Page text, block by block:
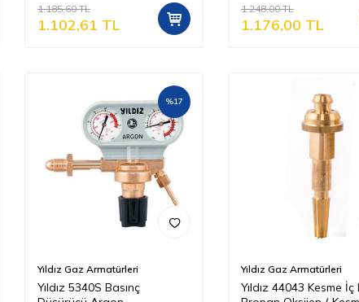
1.185,60TL
1.102,61 TL
1.248,00TL
1.176,00 TL
%17
Yıldız Gaz Armatürleri
Yıldız 5340S Basınç
Yıldız Gaz Armatürleri
Yıldız 44043 Kesme İç